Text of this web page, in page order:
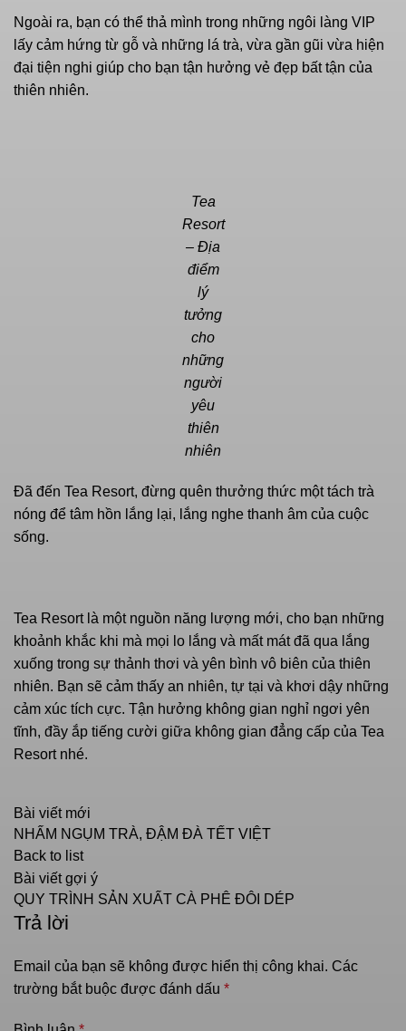
Ngoài ra, bạn có thể thả mình trong những ngôi làng VIP
lấy cảm hứng từ gỗ và những lá trà, vừa gần gũi vừa hiện
đại tiện nghi giúp cho bạn tận hưởng vẻ đẹp bất tận của
thiên nhiên.
Tea
Resort
– Địa
điểm
lý
tưởng
cho
những
người
yêu
thiên
nhiên
Đã đến Tea Resort, đừng quên thưởng thức một tách trà
nóng để tâm hồn lắng lại, lắng nghe thanh âm của cuộc
sống.
Tea Resort là một nguồn năng lượng mới, cho bạn những
khoảnh khắc khi mà mọi lo lắng và mất mát đã qua lắng
xuống trong sự thảnh thơi và yên bình vô biên của thiên
nhiên. Bạn sẽ cảm thấy an nhiên, tự tại và khơi dậy những
cảm xúc tích cực. Tận hưởng không gian nghỉ ngơi yên
tĩnh, đầy ắp tiếng cười giữa không gian đẳng cấp của Tea
Resort nhé.
Bài viết mới
NHẤM NGỤM TRÀ, ĐẬM ĐÀ TẾT VIỆT
Back to list
Bài viết gợi ý
QUY TRÌNH SẢN XUẤT CÀ PHÊ ĐÔI DÉP
Trả lời
Email của bạn sẽ không được hiển thị công khai. Các
trường bắt buộc được đánh dấu *